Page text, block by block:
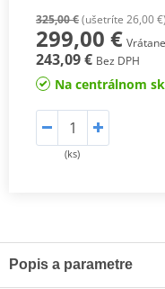
325,00 €(ušetríte 26,00 €)
299,00 €
243,09 € Bez DPH
Na centrálnom
(ks)
Popis a parametre